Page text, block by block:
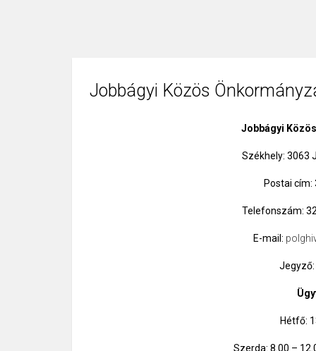
Jobbágyi Közös
Jobbágyi
Székhely: 3063
Postai cím:
Telefonszám:
E-mail:
Jegyző:
Hétfő:
Szerda: 8.00 –